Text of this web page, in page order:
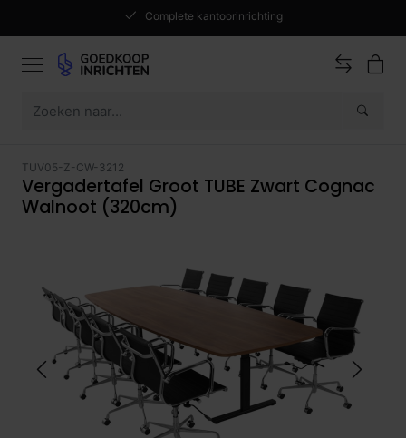
Complete kantoorinrichting
TUV05-Z-CW-3212
Vergadertafel Groot TUBE Zwart Cognac
Walnoot (320cm)